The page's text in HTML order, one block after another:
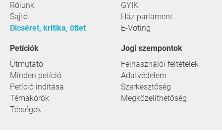
Rólunk
Sajtó
Dicséret, kritika, ötlet
GYIK
Ház parlament
E-Voting
Petíciók
Útmutató
Minden petíció
Petíció indítása
Témakörök
Térségek
Jogi szempontok
Felhasználói feltételek
Adatvédelem
Szerkesztőség
Megközelíthetőség